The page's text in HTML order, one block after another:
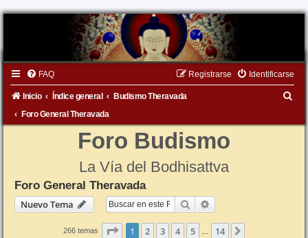
FAQ Identificarse
Registrarse
Inicio Índice general
Budismo Theravada
Foro General Theravada
Foro Budismo
La Vía del Bodhisattva
Foro General Theravada
Nuevo Tema
Buscar
266 temas Página de 14
1 2 3 4 5 14